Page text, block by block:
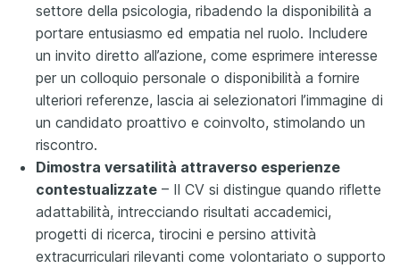
settore della psicologia, ribadendo la disponibilità a
portare entusiasmo ed empatia nel ruolo. Includere
un invito diretto all’azione, come esprimere interesse
per un colloquio personale o disponibilità a fornire
ulteriori referenze, lascia ai selezionatori l’immagine di
un candidato proattivo e coinvolto, stimolando un
riscontro.
Dimostra versatilità attraverso esperienze
contestualizzate – Il CV si distingue quando riflette
adattabilità, intrecciando risultati accademici,
progetti di ricerca, tirocini e persino attività
extracurriculari rilevanti come volontariato o supporto